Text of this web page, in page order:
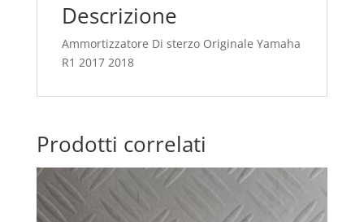
Descrizione
Ammortizzatore Di sterzo Originale Yamaha
R1 2017 2018
Prodotti correlati